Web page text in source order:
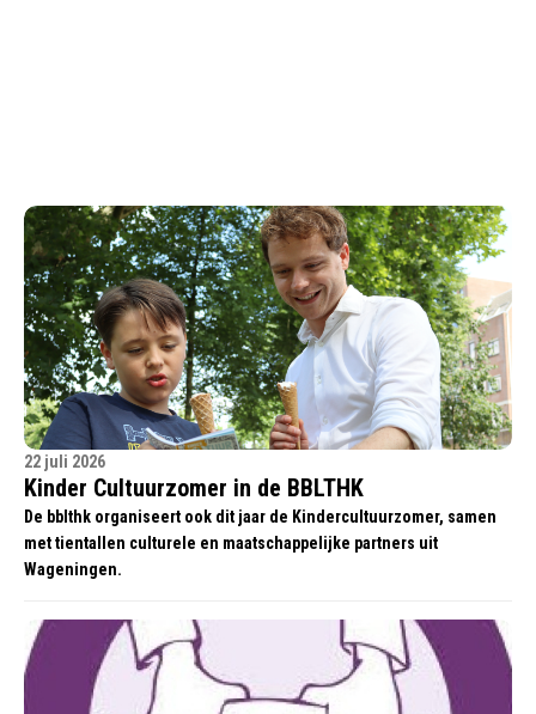
22 juli 2026
Kinder Cultuurzomer in de BBLTHK
De bblthk organiseert ook dit jaar de Kindercultuurzomer, samen
met tientallen culturele en maatschappelijke partners uit
Wageningen.